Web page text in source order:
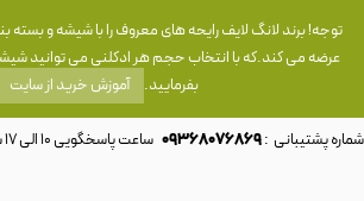
توجه! برند لانگ لایف رایحه های معروف را با شیشه و
عرضه می کند.که با انتخاب حجم هر ادکلنی می توانید
بفرمایید. آموزش خرید از سایت
شماره پشتیبانی :09368076869